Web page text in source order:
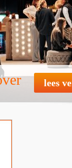
lees